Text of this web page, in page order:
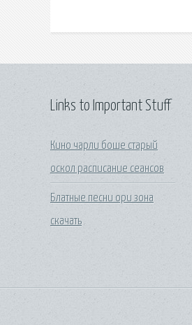
Links to Important Stuff
Кино чарли боше старый
оскол расписание сеансов
Блатные песни ори зона
скачать